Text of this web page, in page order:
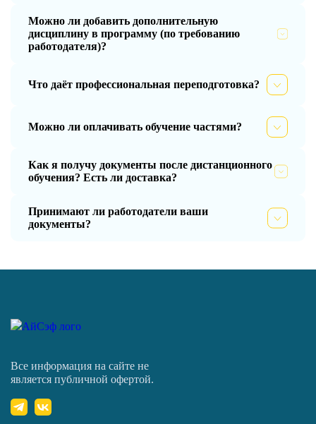
Можно ли добавить дополнительную
дисциплину в программу (по требованию
работодателя)?
Что даёт профессиональная переподготовка?
Можно ли оплачивать обучение частями?
Как я получу документы после дистанционного
обучения? Есть ли доставка?
Принимают ли работодатели ваши
документы?
Все информация на сайте не
является публичной офертой.